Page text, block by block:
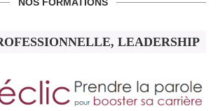
LEADERSHIP